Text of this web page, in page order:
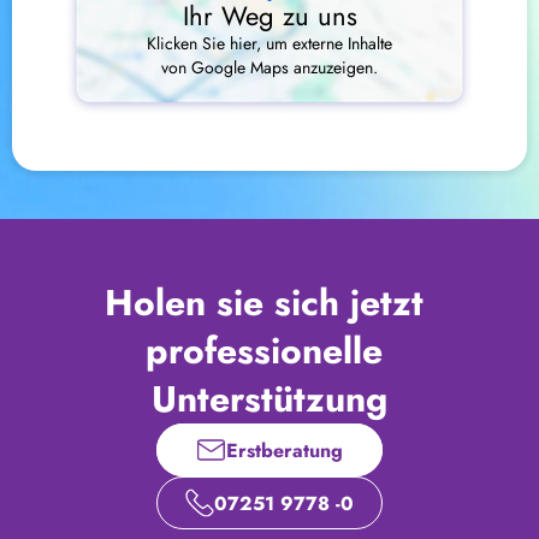
Ihr Weg zu uns
Klicken Sie hier, um externe Inhalte
von Google Maps anzuzeigen.
Holen sie sich jetzt
professionelle
Unterstützung
Erstberatung
07251 9778 -0